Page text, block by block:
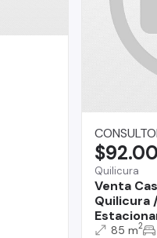
Quilicura
Venta
Quilicura
85 m2